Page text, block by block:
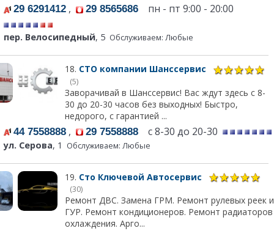
29 6291412 , 29 8565686 пн - пт 9:00 - 20:00
пер. Велосипедный, 5 Обслуживаем: Любые
18. СТО компании Шанссервис
(5)
Заворачивай в Шанссервис! Вас ждут здесь с 8-
30 до 20-30 часов без выходных! Быстро,
недорого, с гарантией ...
44 7558888 , 29 7558888 с 8-30 до 20-30
ул. Серова, 1 Обслуживаем: Любые
19. Сто Ключевой Автосервис
(30)
Ремонт ДВС. Замена ГРМ. Ремонт рулевых реек и
ГУР. Ремонт кондиционеров. Ремонт радиаторов
охлаждения. Арго...